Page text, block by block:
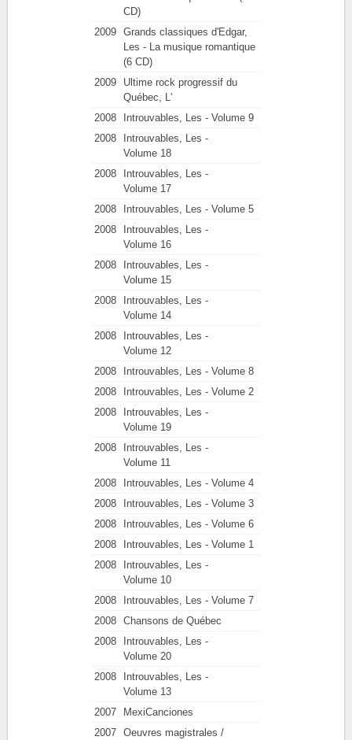
CD)
2009 Grands classiques d'Edgar,
Les - La musique romantique
(6 CD)
2009
Ultime rock progressif du
Québec, L'
2008
Introuvables, Les - Volume 9
2008
Introuvables, Les -
Volume 18
2008
Introuvables, Les -
Volume 17
2008
Introuvables, Les - Volume 5
2008
Introuvables, Les -
Volume 16
2008
Introuvables, Les -
Volume 15
2008
Introuvables, Les -
Volume 14
2008
Introuvables, Les -
Volume 12
2008
Introuvables, Les - Volume 8
2008
Introuvables, Les - Volume 2
2008
Introuvables, Les -
Volume 19
2008
Introuvables, Les -
Volume 11
2008
Introuvables, Les - Volume 4
2008
Introuvables, Les - Volume 3
2008
Introuvables, Les - Volume 6
2008
Introuvables, Les - Volume 1
2008
Introuvables, Les -
Volume 10
2008
Introuvables, Les - Volume 7
2008 Chansons de Québec
2008
Introuvables, Les -
Volume 20
2008
Introuvables, Les -
Volume 13
2007
MexiCanciones
2007 Oeuvres magistrales /